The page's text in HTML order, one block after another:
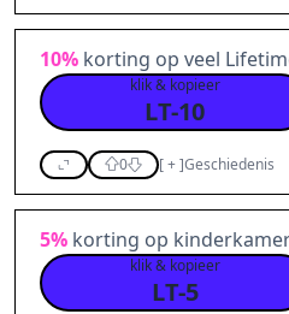
10% korting op veel
klik & kopieer
LT-10
0 [+]Geschiedenis
5% korting op
klik & kopieer
LT-5